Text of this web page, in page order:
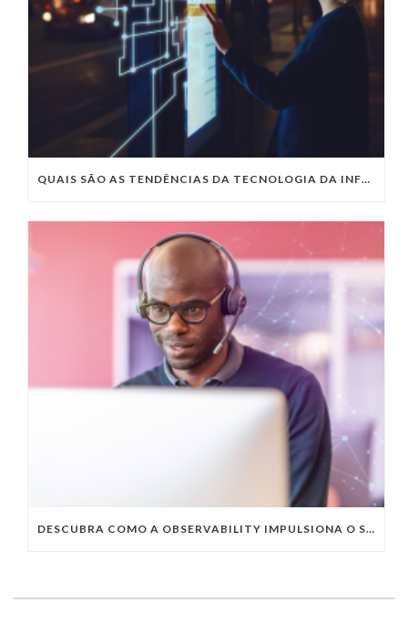
QUAIS SÃO AS TENDÊNCIAS DA TECNOLOGIA DA INFORMAÇÃO PARA 2023?
DESCUBRA COMO A OBSERVABILITY IMPULSIONA O SUCESSO DO SEU NEGÓCIO